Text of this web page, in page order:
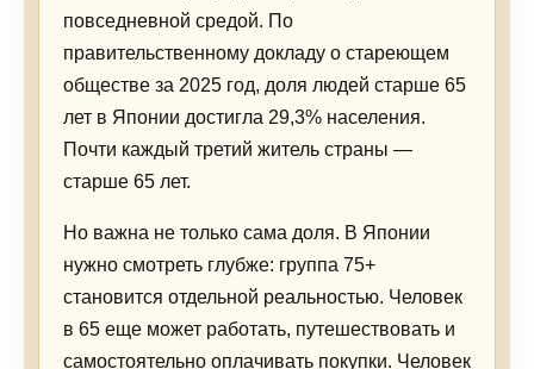
повседневной средой. По
правительственному докладу о стареющем
обществе за 2025 год, доля людей старше 65
лет в Японии достигла 29,3% населения.
Почти каждый третий житель страны —
старше 65 лет.
Но важна не только сама доля. В Японии
нужно смотреть глубже: группа 75+
становится отдельной реальностью. Человек
в 65 еще может работать, путешествовать и
самостоятельно оплачивать покупки. Человек